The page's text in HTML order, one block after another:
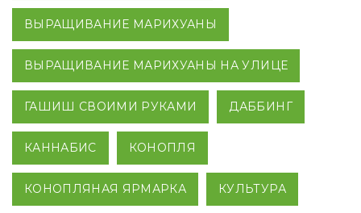
ВЫРАЩИВАНИЕ МАРИХУАНЫ
ВЫРАЩИВАНИЕ МАРИХУАНЫ НА УЛИЦЕ
ГАШИШ СВОИМИ РУКАМИ ДАББИНГ
КАННАБИС КОНОПЛЯ
КОНОПЛЯНАЯ ЯРМАРКА КУЛЬТУРА